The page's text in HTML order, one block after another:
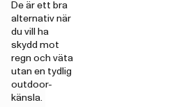
De är ett bra
alternativ när
du vill ha
skydd mot
regn och väta
utan en tydlig
outdoor-
känsla.